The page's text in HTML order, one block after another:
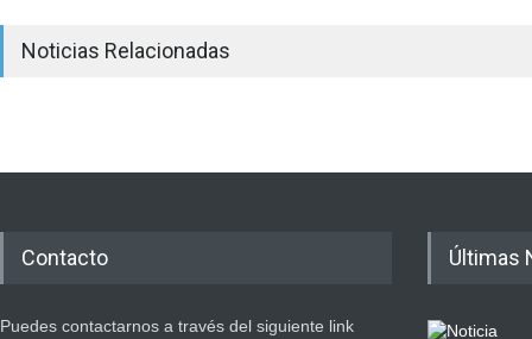
Noticias Relacionadas
Contacto
Puedes contactarnos a través del siguiente link
Últimas